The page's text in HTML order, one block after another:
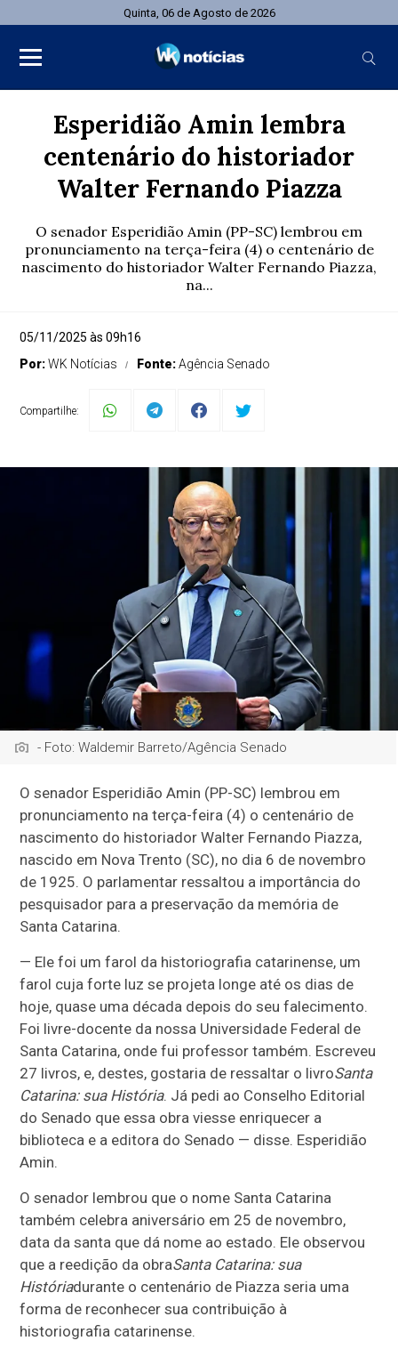
Quinta, 06 de Agosto de 2026
Esperidião Amin lembra
centenário do historiador
Walter Fernando Piazza
O senador Esperidião Amin (PP-SC) lembrou em
pronunciamento na terça-feira (4) o centenário de
nascimento do historiador Walter Fernando Piazza,
na...
05/11/2025 às 09h16
Por:WK Notícias Fonte:Agência Senado
Compartilhe:
- Foto: Waldemir Barreto/Agência Senado
O senador Esperidião Amin (PP-SC) lembrou em
pronunciamento na terça-feira (4) o centenário de
nascimento do historiador Walter Fernando Piazza,
nascido em Nova Trento (SC), no dia 6 de novembro
de 1925. O parlamentar ressaltou a importância do
pesquisador para a preservação da memória de
Santa Catarina.
— Ele foi um farol da historiografia catarinense, um
farol cuja forte luz se projeta longe até os dias de
hoje, quase uma década depois do seu falecimento.
Foi livre-docente da nossa Universidade Federal de
Santa Catarina, onde fui professor também. Escreveu
27 livros, e, destes, gostaria de ressaltar o livroSanta
Catarina: sua História. Já pedi ao Conselho Editorial
do Senado que essa obra viesse enriquecer a
biblioteca e a editora do Senado — disse. Esperidião
Amin.
O senador lembrou que o nome Santa Catarina
também celebra aniversário em 25 de novembro,
data da santa que dá nome ao estado. Ele observou
que a reedição da obraSanta Catarina: sua
Históriadurante o centenário de Piazza seria uma
forma de reconhecer sua contribuição à
historiografia catarinense.